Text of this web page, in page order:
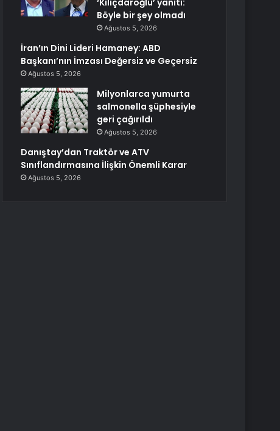
‘Kılıçdaroğlu’ yanıtı:
Böyle bir şey olmadı
Ağustos 5, 2026
İran’ın Dini Lideri Hamaney: ABD
Başkanı’nın İmzası Değersiz ve Geçersiz
Ağustos 5, 2026
Milyonlarca yumurta
salmonella şüphesiyle
geri çağırıldı
Ağustos 5, 2026
Danıştay’dan Traktör ve ATV
Sınıflandırmasına İlişkin Önemli Karar
Ağustos 5, 2026